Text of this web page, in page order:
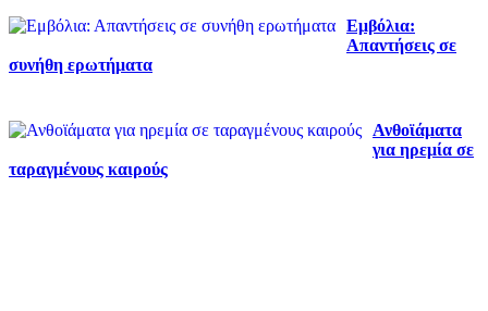
Εμβόλια:
Απαντήσεις σε
συνήθη ερωτήματα
Ανθοϊάματα
για ηρεμία σε
ταραγμένους καιρούς